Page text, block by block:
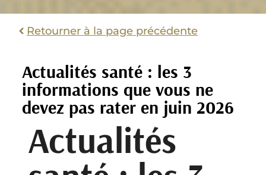
Retourner à la page précédente
Actualités santé : les 3
informations que vous ne
devez pas rater en juin 2026
Actualités